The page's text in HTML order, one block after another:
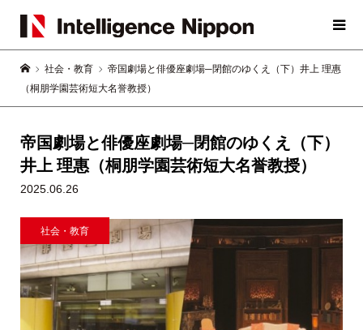
社会・教育
帝国劇場と俳優座劇場─閉館のゆくえ（下）井上 理惠
（桐朋学園芸術短大名誉教授）
帝国劇場と俳優座劇場─閉館のゆくえ（下）
井上 理惠（桐朋学園芸術短大名誉教授）
2025.06.26
社会・教育